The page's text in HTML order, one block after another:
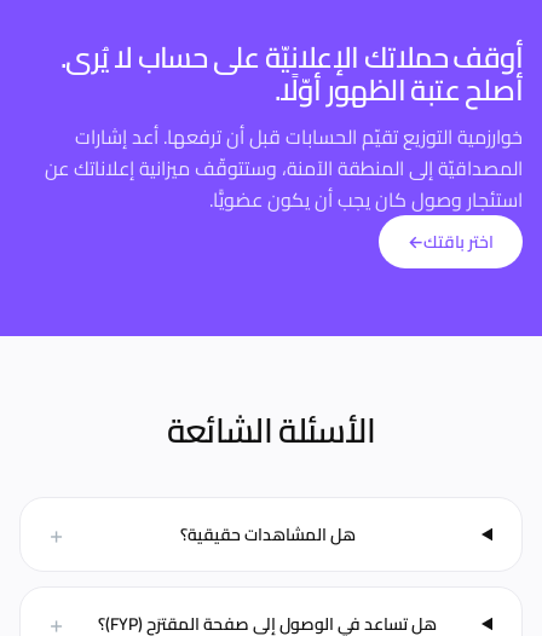
أوقف حملاتك الإعلانيّة على حساب لا يُرى.
أصلح عتبة الظهور أوّلًا.
خوارزمية التوزيع تقيّم الحسابات قبل أن ترفعها. أعد إشارات
المصداقيّة إلى المنطقة الآمنة، وستتوقّف ميزانية إعلاناتك عن
استئجار وصول كان يجب أن يكون عضويًّا.
اختر باقتك←
الأسئلة الشائعة
هل المشاهدات حقيقية؟ +
هل تساعد في الوصول إلى صفحة المقترَح (FYP)؟ +